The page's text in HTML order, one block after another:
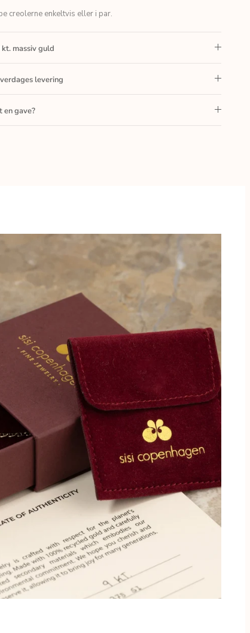
creolerne enkeltvis eller i par.
kt. massiv guld
levering
en gave?